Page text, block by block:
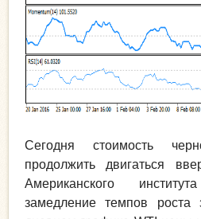
Сегодня стоимость
продолжить двигаться
Американского
замедление темпов